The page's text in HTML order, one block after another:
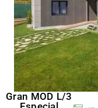
Gran MOD L/3